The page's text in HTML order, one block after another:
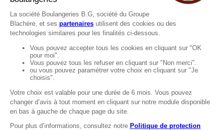
Recrutement
MENTIONS
Mentions légales
Protection des données
LignÉthique